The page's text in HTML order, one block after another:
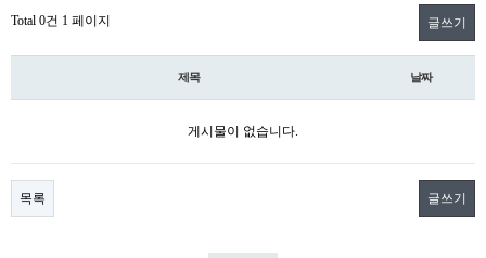
Total 0건 1 페이지 글쓰기
제목 날짜
게시물이 없습니다.
목록 글쓰기